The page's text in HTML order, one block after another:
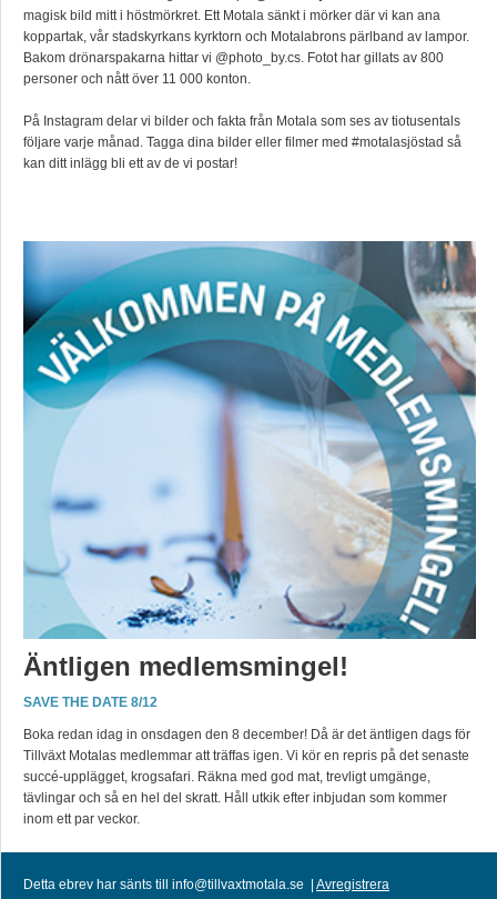
magisk bild mitt i höstmörkret. Ett Motala sänkt i mörker där vi kan ana
koppartak, vår stadskyrkans kyrktorn och Motalabrons pärlband av lampor.
Bakom drönarspakarna hittar vi @photo_by.cs. Fotot har gillats av 800
personer och nått över 11 000 konton.
På Instagram delar vi bilder och fakta från Motala som ses av tiotusentals
följare varje månad. Tagga dina bilder eller filmer med #motalasjöstad så
kan ditt inlägg bli ett av de vi postar!
Äntligen medlemsmingel!
SAVE THE DATE 8/12
Boka redan idag in onsdagen den 8 december! Då är det äntligen dags för
Tillväxt Motalas medlemmar att träffas igen. Vi kör en repris på det senaste
succé-upplägget, krogsafari. Räkna med god mat, trevligt umgänge,
tävlingar och så en hel del skratt. Håll utkik efter inbjudan som kommer
inom ett par veckor.
Detta ebrev har sänts till info@tillvaxtmotala.se | Avregistrera